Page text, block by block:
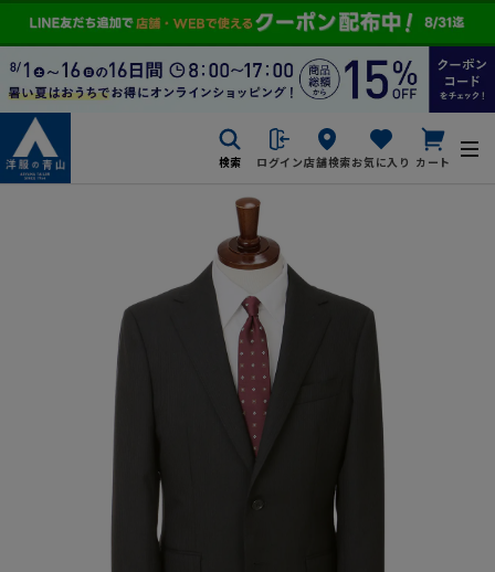
検索 ログイン店舗検索お気に入り カート